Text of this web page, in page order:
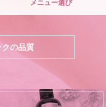
メニュー選び
の品質